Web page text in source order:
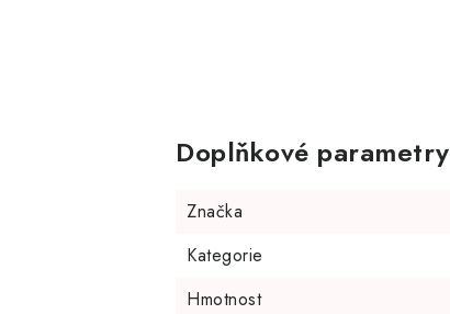
Doplňkové parametry
Značka
Kategorie
Hmotnost